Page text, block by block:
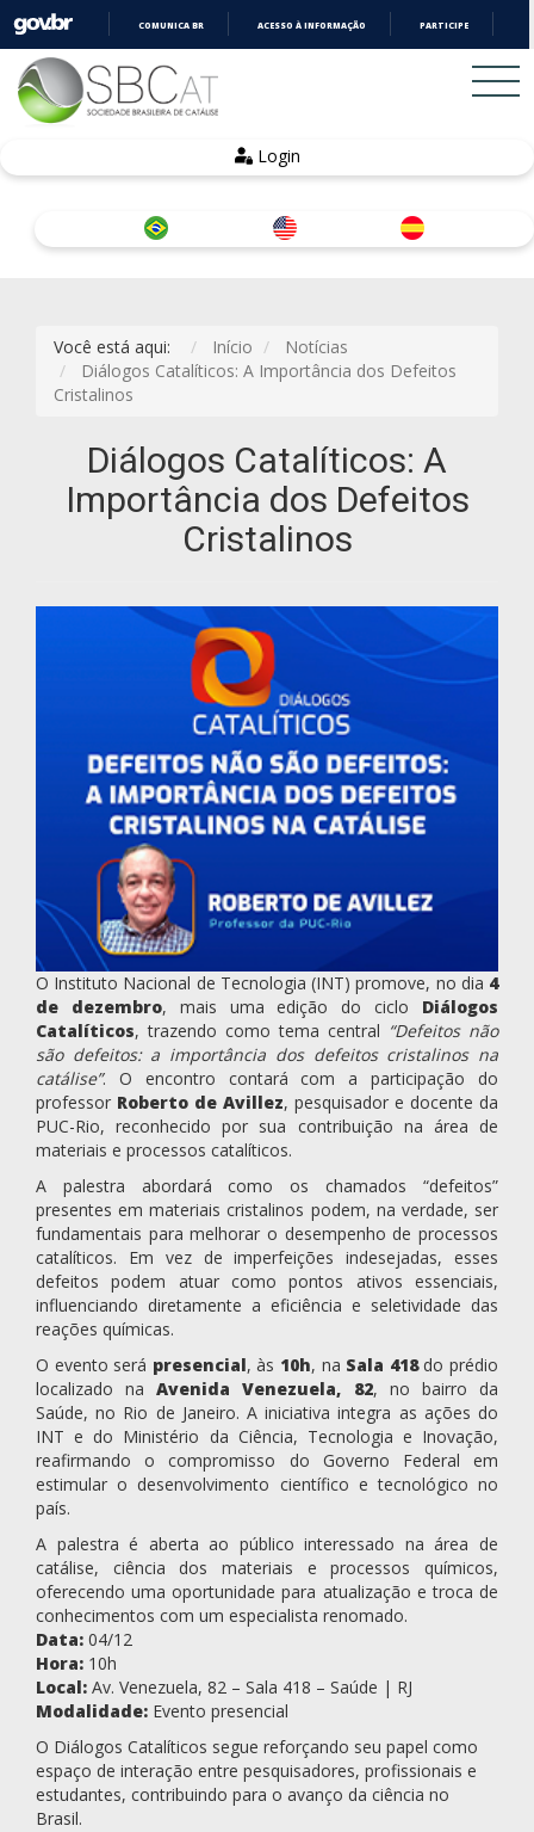
COMUNICA BR ACESSO À INFORMAÇÃO PARTICIPE
Login
Você está aqui: Início
Notícias
Diálogos Catalíticos: A Importância dos Defeitos
Cristalinos
Diálogos Catalíticos: A
Importância dos Defeitos
Cristalinos
O Instituto Nacional de Tecnologia (INT) promove, no dia 4
de dezembro, mais uma edição do ciclo Diálogos
Catalíticos, trazendo como tema central “Defeitos não
são defeitos: a importância dos defeitos cristalinos na
catálise”. O encontro contará com a participação do
professor Roberto de Avillez, pesquisador e docente da
PUC-Rio, reconhecido por sua contribuição na área de
materiais e processos catalíticos.
A palestra abordará como os chamados “defeitos”
presentes em materiais cristalinos podem, na verdade, ser
fundamentais para melhorar o desempenho de processos
catalíticos. Em vez de imperfeições indesejadas, esses
defeitos podem atuar como pontos ativos essenciais,
influenciando diretamente a eficiência e seletividade das
reações químicas.
O evento será presencial, às 10h, na Sala 418do prédio
localizado naAvenida Venezuela, 82, no bairro da
Saúde, no Rio de Janeiro. A iniciativa integra as ações do
INT e do Ministério da Ciência, Tecnologia e Inovação,
reafirmando o compromisso do Governo Federal em
estimular o desenvolvimento científico e tecnológico no
país.
A palestra é aberta ao público interessado na área de
catálise, ciência dos materiais e processos químicos,
oferecendo uma oportunidade para atualização e troca de
conhecimentos com um especialista renomado.
Data: 04/12
Hora: 10h
Local: Av. Venezuela, 82 – Sala 418 – Saúde | RJ
Modalidade: Evento presencial
O Diálogos Catalíticos segue reforçando seu papel como
espaço de interação entre pesquisadores, profissionais e
estudantes, contribuindo para o avanço da ciência no
Brasil.